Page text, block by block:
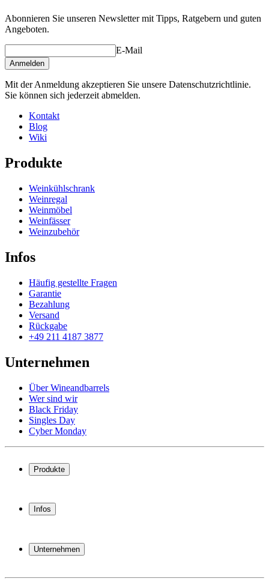
Abonnieren Sie unseren Newsletter mit Tipps, Ratgebern und guten
Angeboten.
E-Mail
Anmelden
Mit der Anmeldung akzeptieren Sie unsere Datenschutzrichtlinie.
Sie können sich jederzeit abmelden.
Kontakt
Blog
Wiki
Produkte
Weinkühlschrank
Weinregal
Weinmöbel
Weinfässer
Weinzubehör
Infos
Häufig gestellte Fragen
Garantie
Bezahlung
Versand
Rückgabe
+49 211 4187 3877
Unternehmen
Über Wineandbarrels
Wer sind wir
Black Friday
Singles Day
Cyber Monday
Produkte
Weinregal
Weinmöbel
Infos
Garantie
Bezahlung
Rückgabe
Unternehmen